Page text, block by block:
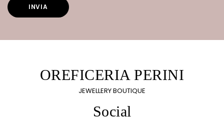
OREFICERIA PERINI
JEWELLERY BOUTIQUE
Social